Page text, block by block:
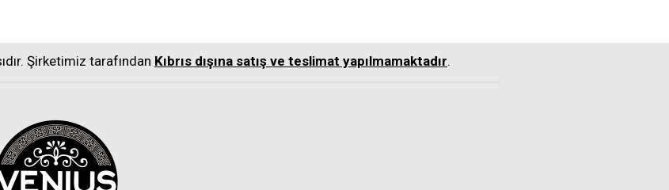
Şirketimiz tarafından Kıbrıs dışına satış ve teslimat yapılmamaktadır.